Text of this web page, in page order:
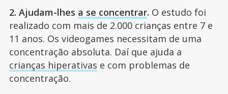
2. Ajudam-lhes a se concentrar. O estudo foi
realizado com mais de 2.000 crianças entre 7 e
11 anos. Os videogames necessitam de uma
concentração absoluta. Daí que ajuda a
crianças hiperativas e com problemas de
concentração.